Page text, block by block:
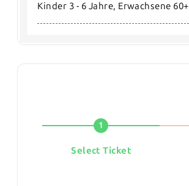
Kinder 3 - 6 Jahre, Erwachsene
1
Select Ticket